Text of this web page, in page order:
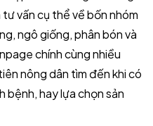
vấn cụ thể về bốn nhóm
ngô giống, phân bón và
chính cùng nhiều
nông dân tìm đến khi có
bệnh, hay lựa chọn sản